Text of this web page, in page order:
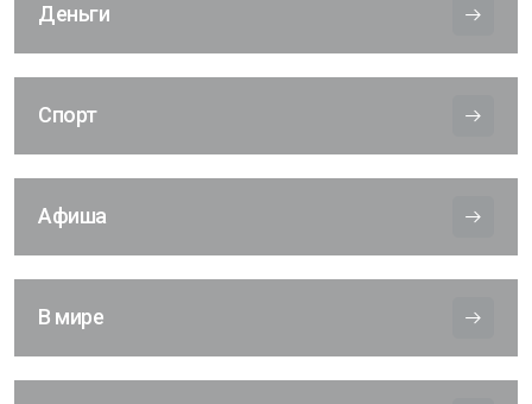
Деньги
Спорт
Афиша
В мире